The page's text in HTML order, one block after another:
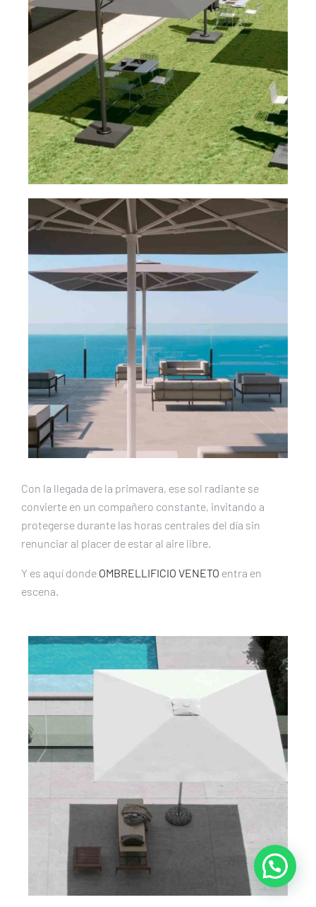
Con la llegada de la primavera, ese sol radiante se
convierte en un compañero constante, invitando a
protegerse durante las horas centrales del día sin
renunciar al placer de estar al aire libre.
Y es aquí donde OMBRELLIFICIO VENETO entra en
escena.